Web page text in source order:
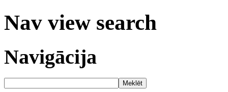
Nav view search
Navigācija
Meklēt